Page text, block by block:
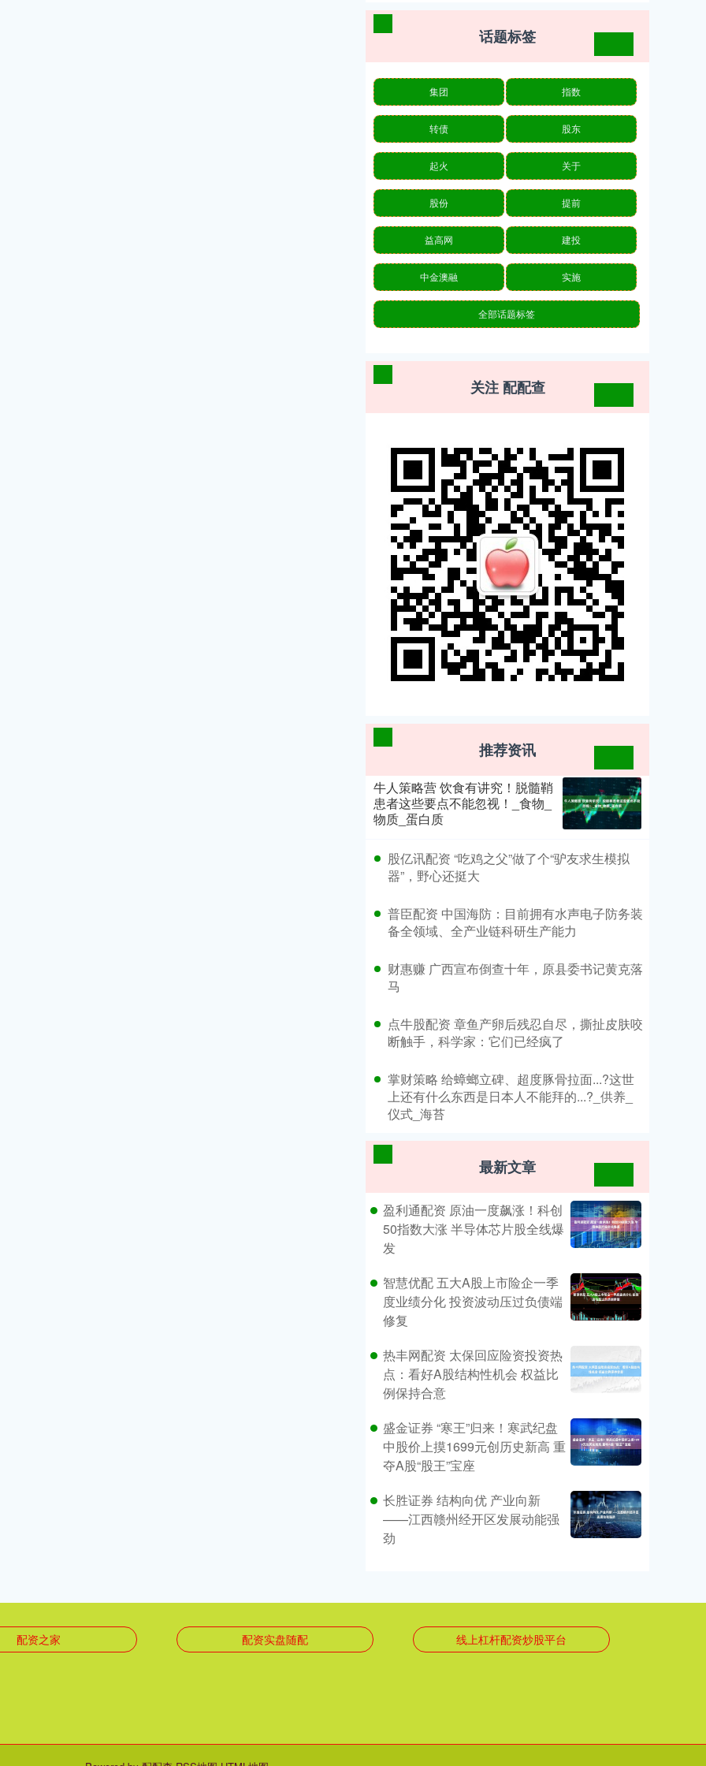
话题标签
集团 指数
转债 股东
起火 关于
股份 提前
益高网 建投
中金澳融 实施
全部话题标签
关注 配配查
推荐资讯
牛人策略营 饮食有讲究！脱髓鞘
患者这些要点不能忽视！_食物_
物质_蛋白质
​股亿讯配资 “吃鸡之父”做了个“驴友求生模拟
器”，野心还挺大
​普臣配资 中国海防：目前拥有水声电子防务装
备全领域、全产业链科研生产能力
​财惠赚 广西宣布倒查十年，原县委书记黄克落
马
​点牛股配资 章鱼产卵后残忍自尽，撕扯皮肤咬
断触手，科学家：它们已经疯了
​掌财策略 给蟑螂立碑、超度豚骨拉面...?这世
上还有什么东西是日本人不能拜的...?_供养_
仪式_海苔
最新文章
盈利通配资 原油一度飙涨！科创
50指数大涨 半导体芯片股全线爆
发
智慧优配 五大A股上市险企一季
度业绩分化 投资波动压过负债端
修复
热丰网配资 太保回应险资投资热
点：看好A股结构性机会 权益比
例保持合意
盛金证券 “寒王”归来！寒武纪盘
中股价上摸1699元创历史新高 重
夺A股“股王”宝座
长胜证券 结构向优 产业向新
——江西赣州经开区发展动能强
劲
配资之家 配资实盘随配 线上杠杆配资炒股平台